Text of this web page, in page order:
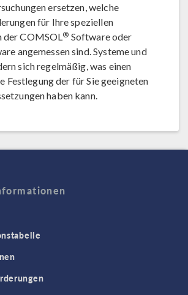
ersetzen, welche
für Ihre speziellen
der COMSOL® Software oder
angemessen sind. Systeme und
sich regelmäßig, was einen
Festlegung der für Sie geeigneten
haben kann.